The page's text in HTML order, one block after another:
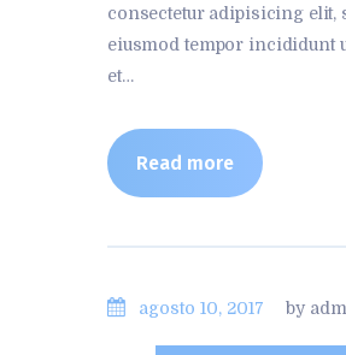
consectetur adipisicing elit,
eiusmod tempor incididunt
et…
Read more
agosto 10, 2017 by